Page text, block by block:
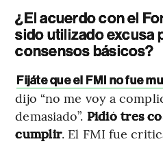
¿El acuerdo con el
sido utilizado excusa
consensos básicos?
Fijáte que el FMI no fue
dijo “no me voy a
demasiado”. Pidió tres
cumplir. El FMI fue